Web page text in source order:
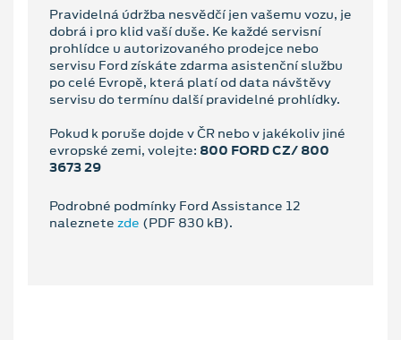
Pravidelná údržba nesvědčí jen vašemu vozu, je
dobrá i pro klid vaší duše. Ke každé servisní
prohlídce u autorizovaného prodejce nebo
servisu Ford získáte zdarma asistenční službu
po celé Evropě, která platí od data návštěvy
servisu do termínu další pravidelné prohlídky.
Pokud k poruše dojde v ČR nebo v jakékoliv jiné
evropské zemi, volejte: 800 FORD CZ/ 800
3673 29
Podrobné podmínky Ford Assistance 12
naleznete zde (PDF 830 kB).